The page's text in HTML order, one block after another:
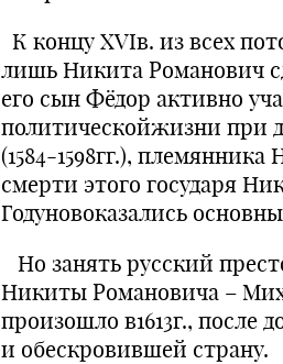
К концу XVIв. из всех
лишь Никита Романович
его сын Фёдор активно
политическойжизни при
(1584-1598гг.),
смерти этого государя
Годуновоказались
Но занять русский
Никиты Романовича –
произошло в1613г., после
и обескровившей страну.